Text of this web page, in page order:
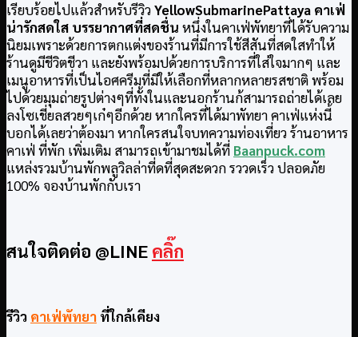
เรียบร้อยไปแล้วสำหรับรีวิวYellowSubmarinePattaya คาเฟ่
น่ารักสดใส บรรยากาศที่สดชื่น หนึ่งในคาเฟ่พัทยาที่ได้รับความ
นิยมเพราะด้วยการตกแต่งของร้านที่มีการใช้สีสันที่สดใสทำให้
ร้านดูมีชีวิตชีวา และยังพร้อมปด้วยการบริการที่ใส่ใจมากๆ และ
เมนูอาหารที่เป็นไอศครีมที่มีให้เลือกที่หลากหลายรสชาติ พร้อม
ไปด้วยมุมถ่ายรูปต่างๆที่ทั้งในและนอกร้านก้สามารถถ่ายได้เลย
ลงโซเชี่ยลสวยๆเก๋ๆอีกด้วย หากใครที่ได้มาพัทยา คาเฟ่แห่งนี้
บอกได้เลยว่าต้องมา หากใครสนใจบทความท่องเที่ยว ร้านอาหาร
คาเฟ่ ที่พัก เพิ่มเติม สามารถเข้ามาชมได้ที่ Baanpuck.com
แหล่งรวมบ้านพักพลูวิลล่าที่ดที่สุดสะดวก รววดเร็ว ปลอดภัย
100% จองบ้านพักกับเรา
สนใจติดต่อ @LINE คลิ๊ก
รีวิว คาเฟ่พัทยา ที่ใกล้เคียง